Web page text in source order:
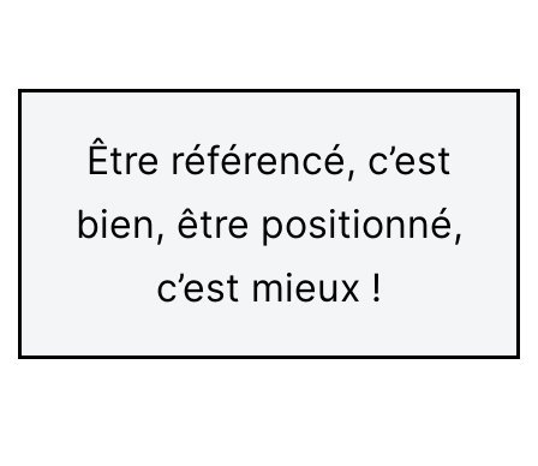
Être référencé, c’est
bien, être positionné,
c’est mieux !